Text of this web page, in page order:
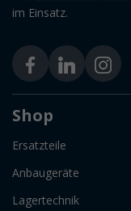
im Einsatz.
Shop
Ersatzteile
Anbaugeräte
Lagertechnik